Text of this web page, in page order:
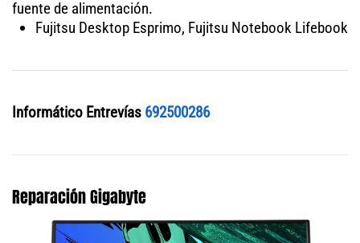
fuente de alimentación.
Fujitsu Desktop Esprimo, Fujitsu Notebook Lifebook
Informático Entrevías 692500286
Reparación Gigabyte